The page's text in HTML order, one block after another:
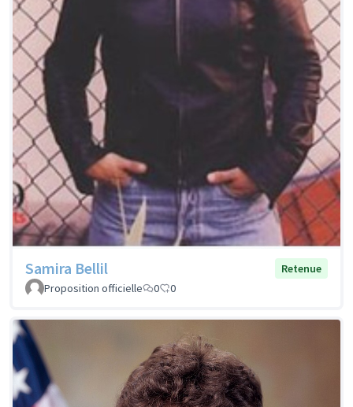
Samira Bellil
Retenue
Proposition officielle
0 0